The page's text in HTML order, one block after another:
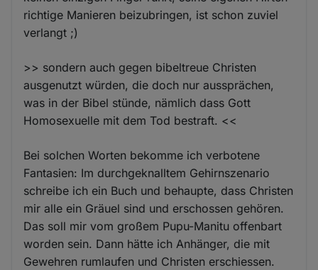
richtige Manieren beizubringen, ist schon zuviel
verlangt ;)
>> sondern auch gegen bibeltreue Christen
ausgenutzt würden, die doch nur aussprächen,
was in der Bibel stünde, nämlich dass Gott
Homosexuelle mit dem Tod bestraft. <<
Bei solchen Worten bekomme ich verbotene
Fantasien: Im durchgeknalltem Gehirnszenario
schreibe ich ein Buch und behaupte, dass Christen
mir alle ein Gräuel sind und erschossen gehören.
Das soll mir vom großem Pupu-Manitu offenbart
worden sein. Dann hätte ich Anhänger, die mit
Gewehren rumlaufen und Christen erschiessen.